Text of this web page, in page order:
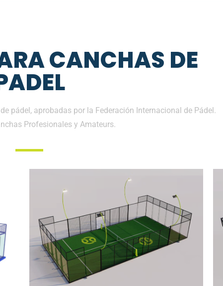
CANCHAS DE
pádel, aprobadas por la Federación Internacional de Pádel.
Profesionales y Amateurs.